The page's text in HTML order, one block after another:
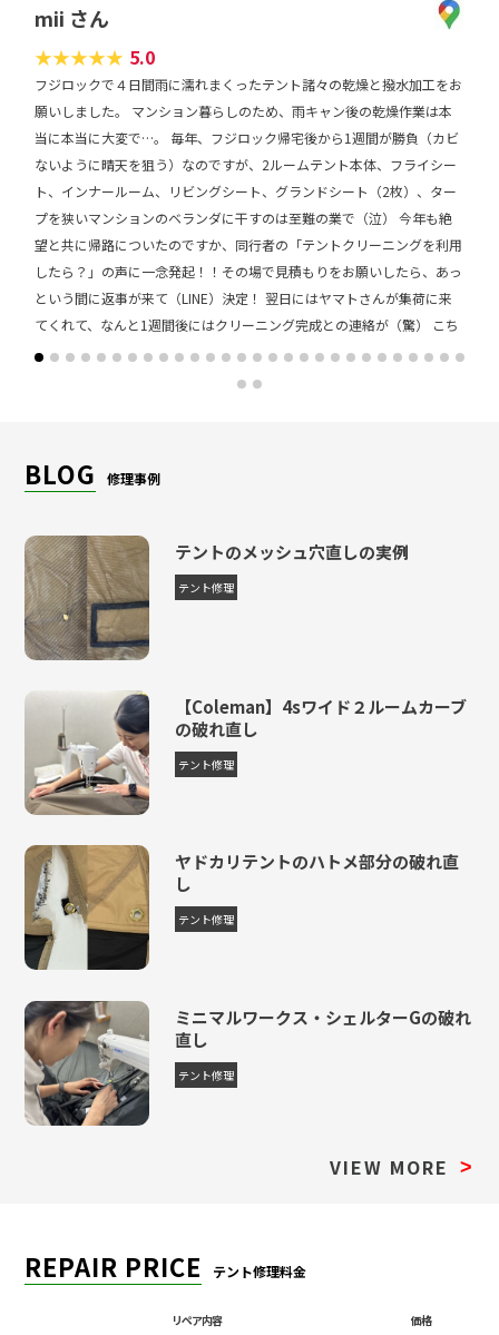
mii さん
★★★★★ 5.0
フジロックで４日間雨に濡れまくったテント諸々の乾燥と撥水加工をお
願いしました。 マンション暮らしのため、雨キャン後の乾燥作業は本
当に本当に大変で…。 毎年、フジロック帰宅後から1週間が勝負（カビ
ないように晴天を狙う）なのですが、2ルームテント本体、フライシー
ト、インナールーム、リビングシート、グランドシート（2枚）、ター
プを狭いマンションのベランダに干すのは至難の業で（泣） 今年も絶
望と共に帰路についたのですか、同行者の「テントクリーニングを利用
したら？」の声に一念発起！！その場で見積もりをお願いしたら、あっ
という間に返事が来て（LINE）決定！ 翌日にはヤマトさんが集荷に来
てくれて、なんと1週間後にはクリーニング完成との連絡が（驚） こち
らの希望通り配達してくれて、出来上がったテント類はほんのりあった
かくてフカフカでした。 収納袋にしまうために全て畳み直したけれ
るはず。 濡れても自宅で干さなくてもいいんだ！と思ったら雨キャンの
利用します！
レビュー
＞ CLICK MORE
BLOG 修理事例
テントのメッシュ穴直しの実例
テント修理
【Coleman】4sワイド２ルームカーブ
の破れ直し
テント修理
ヤドカリテントのハトメ部分の破れ直
し
テント修理
ミニマルワークス・シェルターGの破れ
直し
テント修理
VIEW MORE >
REPAIR PRICE テント修理料金
リペア内容 価格